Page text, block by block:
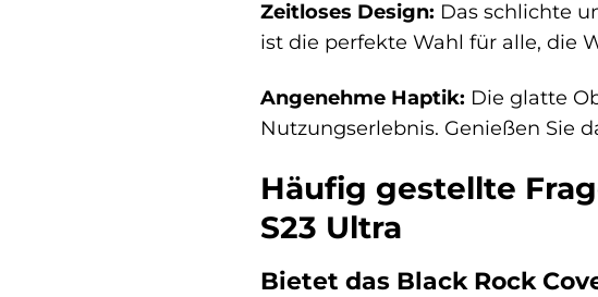
Zeitloses Design: Das schlichte
ist die perfekte Wahl für alle, die
Angenehme Haptik: Die glatte
Nutzungserlebnis. Genießen Sie
Häufig gestellte
S23 Ultra
Bietet das Black Rock